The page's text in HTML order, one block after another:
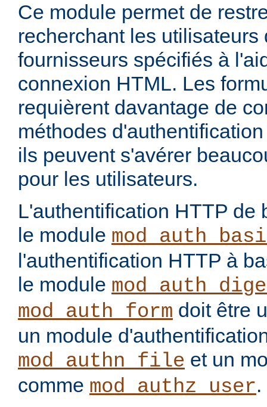
Ce module permet de
recherchant les utilisateurs
fournisseurs spécifiés à
connexion HTML. Les
requièrent davantage de
méthodes
ils peuvent s'avérer
pour les utilisateurs.
L'authentification HTTP de
le module
l'authentification HTTP à
le module
mod_auth_form doit être
un module
mod_authn_file et un
comme mod_authz_user.